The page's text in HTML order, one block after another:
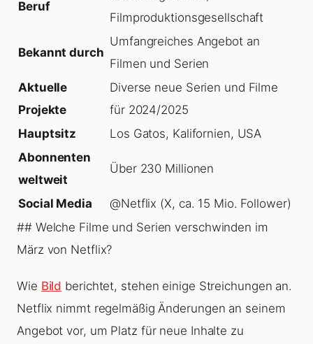
Beruf
Filmproduktionsgesellschaft
Bekannt durch
Umfangreiches Angebot an
Filmen und Serien
Aktuelle
Projekte
Diverse neue Serien und Filme
für 2024/2025
Hauptsitz
Los Gatos, Kalifornien, USA
Abonnenten
weltweit
Über 230 Millionen
Social Media
@Netflix (X, ca. 15 Mio. Follower)
## Welche Filme und Serien verschwinden im
März von Netflix?
Wie Bild berichtet, stehen einige Streichungen an.
Netflix nimmt regelmäßig Änderungen an seinem
Angebot vor, um Platz für neue Inhalte zu